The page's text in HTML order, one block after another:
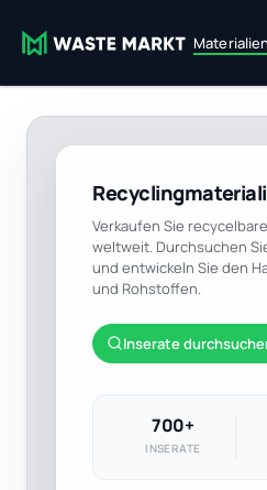
Materialien
Verkaufen Sie
weltweit. Durchsuchen
und entwickeln Sie den
und Rohstoffen.
Inserate
700+
INSERATE